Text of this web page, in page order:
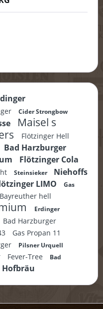
Cider Strongbow
Maisel s
Flötzinger Hell
Bad Harzburger
Flötzinger Cola
Steinsieker Niehoffs
LIMO
Gas
Bayreuther hell
Erdinger
Bad Harzburger
Gas Propan 11
Pilsner Urquell
Fever-Tree
Bad
Hofbräu